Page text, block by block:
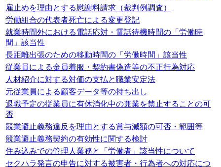
雇止めを理由とする慰謝料請求（裁判例調査）
労働組合の代表者死亡による変更登記
就業時間外における電話応対・電話待機時間の「労働時
間」該当性
長距離出張のための移動時間の「労働時間」該当性
従業員による金員着服・契約書偽造等の不正行為対応
人材紹介に対する対価の支払と職業安定法
元従業員による顧客データ等の持ち出し
退職予定の従業員に有休消化中の兼業を禁止することの可
否
競業避止義務違反を理由とする賞与減額の可否・範囲等
競業避止義務契約の有効性に関する検討
住み込みでの管理人業務と「労働者」該当性について
セクハラ発言の申告に対する被害者・行為者への対応につ